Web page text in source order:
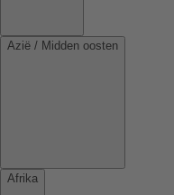
Azië / Midden oosten
Afrika